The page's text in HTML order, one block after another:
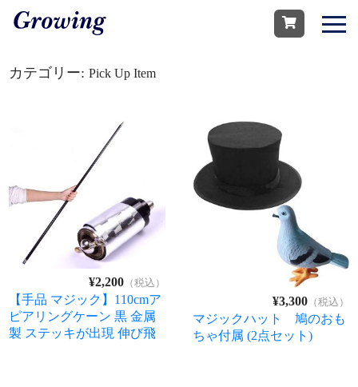
カテゴリー:Pick Up Item
¥2,200（税込）
【手品 マジック】110cmア
ピアリングケーン 黒 金属
製 ステッキが出現 伸び飛
¥3,300（税込）
マジックハット 鳩のおも
ちゃ付属 (2点セット)